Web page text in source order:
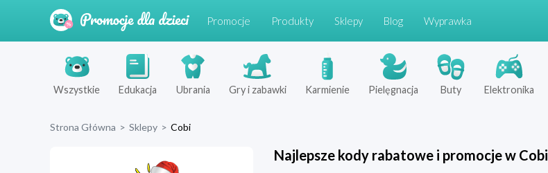
Promocje Produkty Sklepy Blog Wyprawka
Wszystkie Edukacja Ubrania Gry i zabawki Karmienie Pielęgnacja Buty Elektronika
Strona Główna > Sklepy > Cobi
Najlepsze kody rabatowe i promocje w Cobi